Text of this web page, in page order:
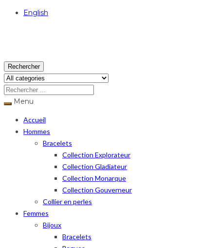
English
Rechercher
Menu
Accueil
Hommes
Bracelets
Collection Explorateur
Collection Gladiateur
Collection Monarque
Collection Gouverneur
Collier en perles
Femmes
Bijoux
Bracelets